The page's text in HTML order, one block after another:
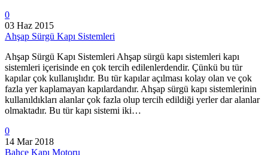
0
03 Haz 2015
Ahşap Sürgü Kapı Sistemleri
Ahşap Sürgü Kapı Sistemleri Ahşap sürgü kapı sistemleri kapı
sistemleri içerisinde en çok tercih edilenlerdendir. Çünkü bu tür
kapılar çok kullanışlıdır. Bu tür kapılar açılması kolay olan ve çok
fazla yer kaplamayan kapılardandır. Ahşap sürgü kapı sistemlerinin
kullanıldıkları alanlar çok fazla olup tercih edildiği yerler dar alanlar
olmaktadır. Bu tür kapı sistemi iki…
0
14 Mar 2018
Bahçe Kapı Motoru